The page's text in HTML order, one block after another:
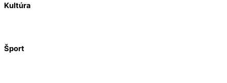
Kultúra
Šport